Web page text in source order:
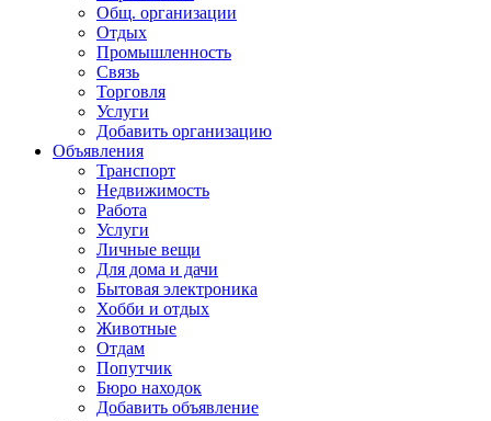
Общ. организации
Отдых
Промышленность
Связь
Торговля
Услуги
Добавить организацию
Объявления
Транспорт
Недвижимость
Работа
Услуги
Личные вещи
Для дома и дачи
Бытовая электроника
Хобби и отдых
Животные
Отдам
Попутчик
Бюро находок
Добавить объявление